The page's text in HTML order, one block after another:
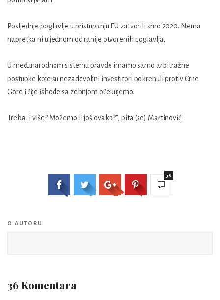
Posljednje poglavlje u pristupanju EU zatvorili smo 2020. Nema
napretka ni u jednom od ranije otvorenih poglavlja.
U međunarodnom sistemu pravde imamo samo arbitražne
postupke koje su nezadovoljni investitori pokrenuli protiv Crne
Gore i čije ishode sa zebnjom očekujemo.
Treba li više? Možemo li još ovako?”, pita (se) Martinović.
36
O AUTORU
36 Komentara